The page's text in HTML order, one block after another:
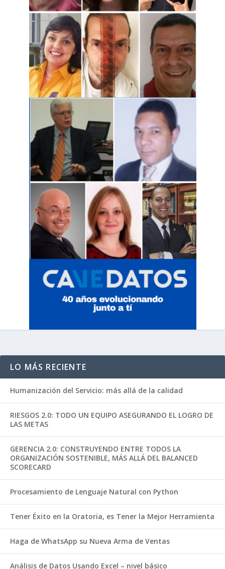
LO MÁS RECIENTE
Humanización del Servicio: más allá de la calidad
RIESGOS 2.0: TODO UN EQUIPO ASEGURANDO EL LOGRO DE
LAS METAS
GERENCIA 2.0: CONSTRUYENDO ENTRE TODOS LA
ORGANIZACIÓN SOSTENIBLE, MÁS ALLÁ DEL BALANCED
SCORECARD
Procesamiento de Lenguaje Natural con Python
Tener Éxito en la Oratoria, es Tener la Mejor Herramienta
Haga de WhatsApp su Nueva Arma de Ventas
Análisis de Datos Usando Excel – nivel básico